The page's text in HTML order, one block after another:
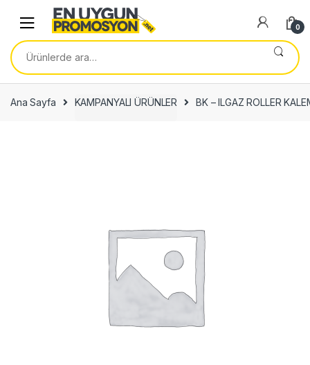
navigation
content
0
Ara:
Ana Sayfa KAMPANYALI ÜRÜNLER BK – ILGAZ ROLLER